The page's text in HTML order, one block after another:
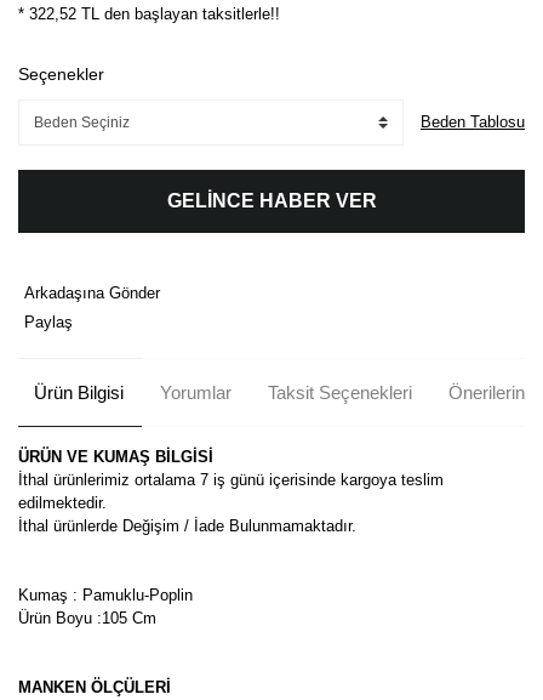
* 322,52 TL den başlayan taksitlerle!!
Seçenekler
Beden Tablosu
GELİNCE HABER VER
Arkadaşına Gönder
Paylaş
Ürün Bilgisi Yorumlar Taksit Seçenekleri Önerileriniz
ÜRÜN VE KUMAŞ BİLGİSİ
İthal ürünlerimiz ortalama 7 iş günü içerisinde kargoya teslim
edilmektedir.
İthal ürünlerde Değişim / İade Bulunmamaktadır.
Kumaş : Pamuklu-Poplin
Ürün Boyu :105 Cm
MANKEN ÖLÇÜLERİ